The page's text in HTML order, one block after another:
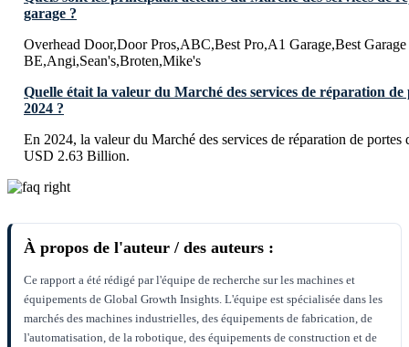
garage ?
Overhead Door,Door Pros,ABC,Best Pro,A1 Garage,Best
BE,Angi,Sean's,Broten,Mike's
Quelle était la valeur du Marché des services de réparation de
2024 ?
En 2024, la valeur du Marché des services de réparation de portes
USD 2.63 Billion.
À propos de l'auteur / des auteurs :
Ce rapport a été rédigé par l'équipe de recherche sur les machines et
équipements de Global Growth Insights. L'équipe est spécialisée dans les
marchés des machines industrielles, des équipements de fabrication, de
l'automatisation, de la robotique, des équipements de construction et de